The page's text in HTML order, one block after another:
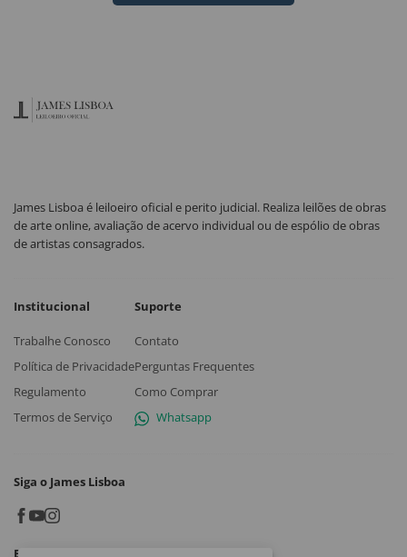
James Lisboa é leiloeiro oficial e perito judicial. Realiza leilões de obras
de arte online, avaliação de acervo individual ou de espólio de obras
de artistas consagrados.
Institucional
Trabalhe Conosco
Política de Privacidade
Regulamento
Termos de Serviço
Suporte
Contato
Perguntas Frequentes
Como Comprar
Whatsapp
Siga o James Lisboa
Baixe o App